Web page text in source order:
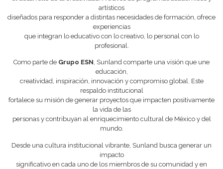
artísticos
diseñados para responder a distintas necesidades de formación, ofrece
experiencias
que integran lo educativo con lo creativo, lo personal con lo
profesional.
Como parte de Grupo ESN, Sunland comparte una visión que une
educación,
creatividad, inspiración, innovación y compromiso global. Este
respaldo institucional
fortalece su misión de generar proyectos que impacten positivamente
la vida de las
personas y contribuyan al enriquecimiento cultural de México y del
mundo.
Desde una cultura institucional vibrante, Sunland busca generar un
impacto
significativo en cada uno de los miembros de su comunidad y en